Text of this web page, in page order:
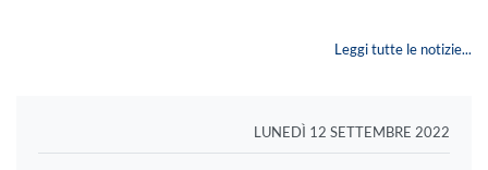
Leggi tutte le notizie...
LUNEDÌ 12 SETTEMBRE 2022